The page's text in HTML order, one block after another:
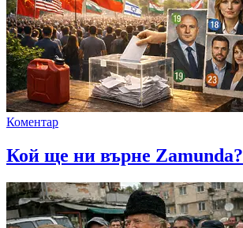
Коментар
Кой ще ни върне Zamunda?